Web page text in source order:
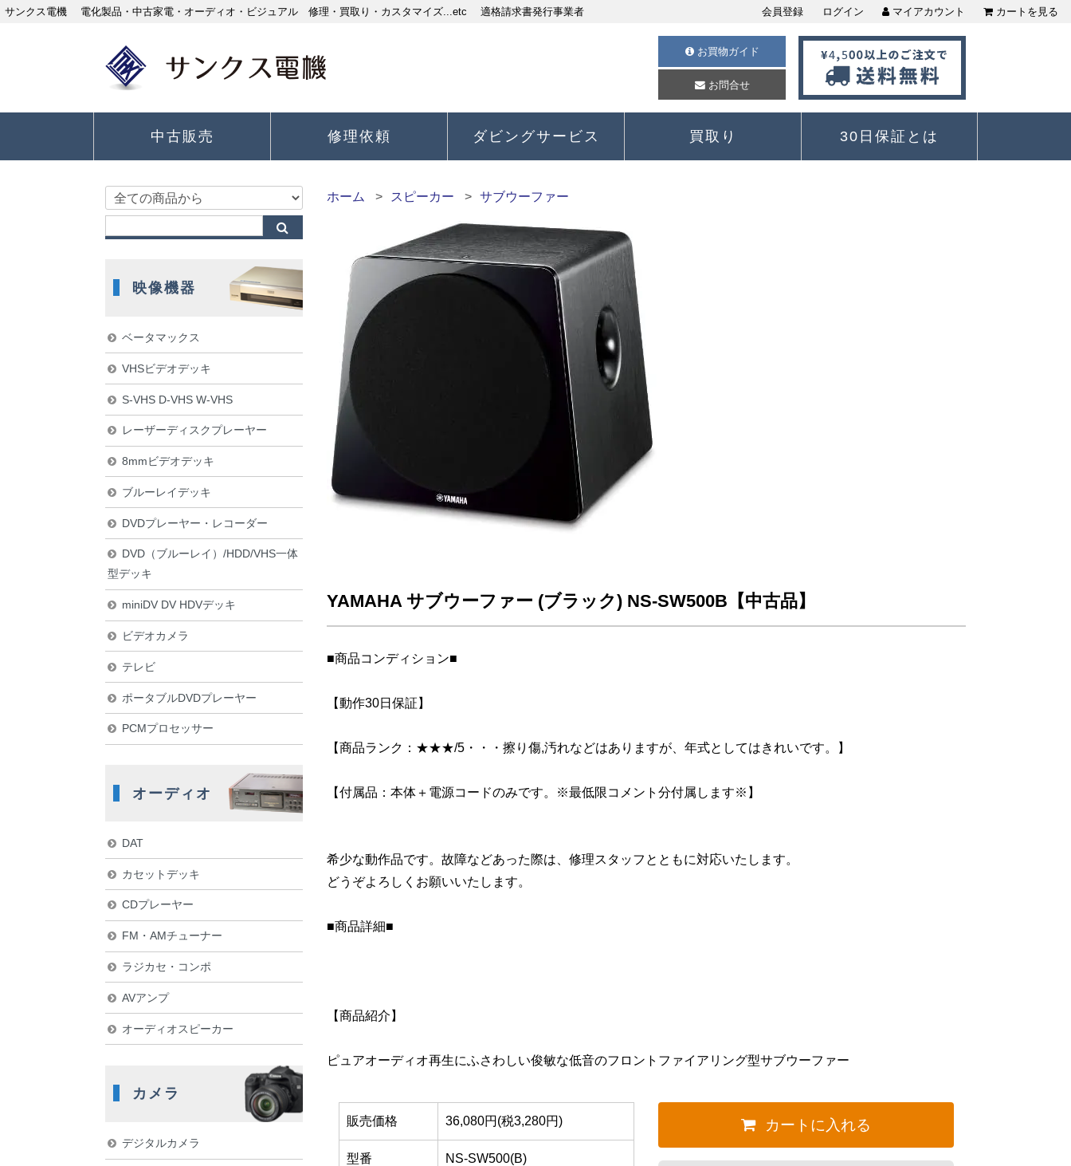
サンクス電機 電化製品・中古家電・オーディオ・ビジュアル 修理・買取り・カスタマイズ...etc 適格請求書発行事業者 会員登録 ログイン マイアカウント カートを見る
お買物ガイド
お問合せ
中古販売 修理依頼 ダビングサービス 買取り 30日保証とは
ホーム スピーカー サブウーファー
YAMAHA サブウーファー (ブラック) NS-SW500B【中古品】
■商品コンディション■
【動作30日保証】
【商品ランク：★★★/5・・・擦り傷,汚れなどはありますが、年式としてはきれいです。】
【付属品：本体＋電源コードのみです。※最低限コメント分付属します※】
希少な動作品です。故障などあった際は、修理スタッフとともに対応いたします。
どうぞよろしくお願いいたします。
■商品詳細■
【商品紹介】
ピュアオーディオ再生にふさわしい俊敏な低音のフロントファイアリング型サブウーファー
販売価格 36,080円(税3,280円)
型番 NS-SW500(B)
カートに入れる
映像機器
ベータマックス
VHSビデオデッキ
S-VHS D-VHS W-VHS
レーザーディスクプレーヤー
8mmビデオデッキ
ブルーレイデッキ
DVDプレーヤー・レコーダー
DVD（ブルーレイ）/HDD/VHS一体
型デッキ
miniDV DV HDVデッキ
ビデオカメラ
テレビ
ポータブルDVDプレーヤー
PCMプロセッサー
オーディオ
DAT
カセットデッキ
CDプレーヤー
FM・AMチューナー
ラジカセ・コンポ
AVアンプ
オーディオスピーカー
カメラ
デジタルカメラ